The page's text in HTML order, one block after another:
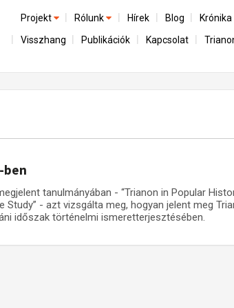
Projekt
Előzmények
Az összeomlás és a magyar társadalom
Utókor és emlékezet
Rólunk
A kutatócsoport működéséről
Hírek Blog Krónika
Visszhang Publikációk Kapcsolat
ben
tanulmányában - “Trianon in Popular
- azt vizsgálta meg, hogyan jelent meg
időszak történelmi ismeretterjesztésében.